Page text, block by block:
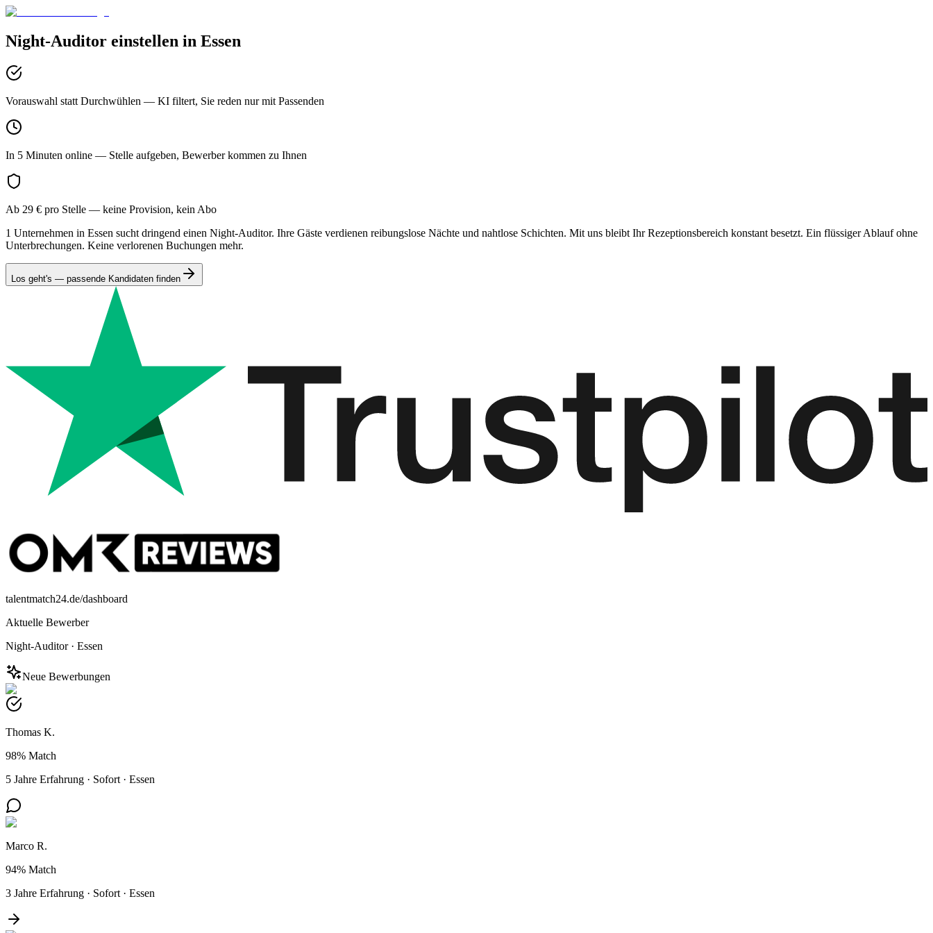
Night-Auditor einstellen in Essen
Vorauswahl statt Durchwühlen — KI filtert, Sie reden nur mit Passenden
In 5 Minuten online — Stelle aufgeben, Bewerber kommen zu Ihnen
Ab 29 € pro Stelle — keine Provision, kein Abo
1 Unternehmen in Essen sucht dringend einen Night-Auditor. Ihre Gäste verdienen reibungslose Nächte und nahtlose Schichten. Mit uns bleibt Ihr Rezeptionsbereich konstant besetzt. Ein flüssiger Ablauf ohne
Unterbrechungen. Keine verlorenen Buchungen mehr.
Los geht's — passende Kandidaten finden
talentmatch24.de/dashboard
Aktuelle Bewerber
Night-Auditor· Essen
Neue Bewerbungen
Thomas K.
98% Match
5 Jahre Erfahrung · Sofort · Essen
Marco R.
94% Match
3 Jahre Erfahrung · Sofort · Essen